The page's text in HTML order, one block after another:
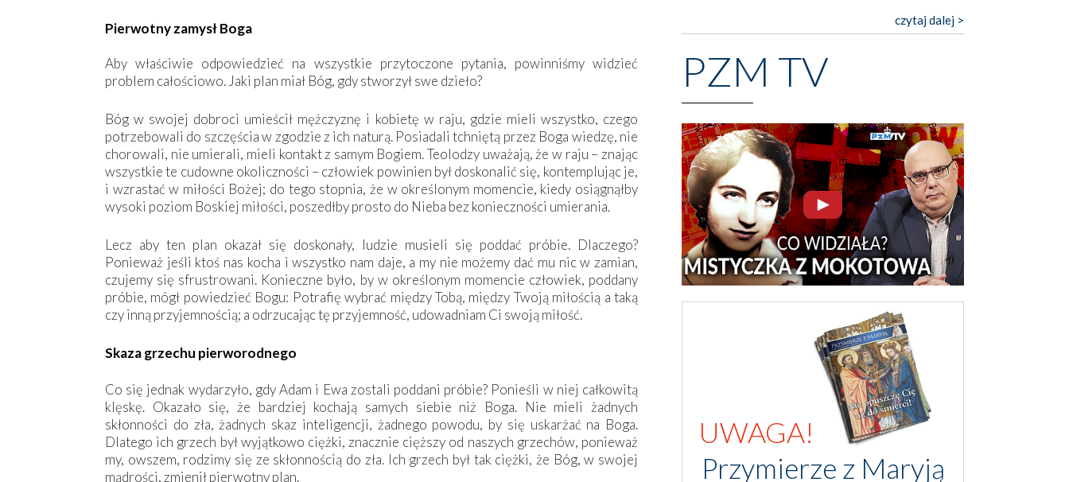
Pierwotny zamysł Boga
Aby właściwie odpowiedzieć na wszystkie przytoczone pytania, powinniśmy widzieć
problem całościowo. Jaki plan miał Bóg, gdy stworzył swe dzieło?
Bóg w swojej dobroci umieścił mężczyznę i kobietę w raju, gdzie mieli wszystko, czego
potrzebowali do szczęścia w zgodzie z ich naturą. Posiadali tchniętą przez Boga wiedzę, nie
chorowali, nie umierali, mieli kontakt z samym Bogiem. Teolodzy uważają, że w raju – znając
wszystkie te cudowne okoliczności – człowiek powinien był doskonalić się, kontemplując je,
i wzrastać w miłości Bożej; do tego stopnia, że w określonym momencie, kiedy osiągnąłby
wysoki poziom Boskiej miłości, poszedłby prosto do Nieba bez konieczności umierania.
Lecz aby ten plan okazał się doskonały, ludzie musieli się poddać próbie. Dlaczego?
Ponieważ jeśli ktoś nas kocha i wszystko nam daje, a my nie możemy dać mu nic w zamian,
czujemy się sfrustrowani. Konieczne było, by w określonym momencie człowiek, poddany
próbie, mógł powiedzieć Bogu: Potrafię wybrać między Tobą, między Twoją miłością a taką
czy inną przyjemnością; a odrzucając tę przyjemność, udowadniam Ci swoją miłość.
Skaza grzechu pierworodnego
Co się jednak wydarzyło, gdy Adam i Ewa zostali poddani próbie? Ponieśli w niej całkowitą
klęskę. Okazało się, że bardziej kochają samych siebie niż Boga. Nie mieli żadnych
skłonności do zła, żadnych skaz inteligencji, żadnego powodu, by się uskarżać na Boga.
Dlatego ich grzech był wyjątkowo ciężki, znacznie cięższy od naszych grzechów, ponieważ
my, owszem, rodzimy się ze skłonnością do zła. Ich grzech był tak ciężki, że Bóg, w swojej
mądrości, zmienił pierwotny plan.
czytaj dalej >
PZM TV
UWAGA!
Przymierze z Maryją